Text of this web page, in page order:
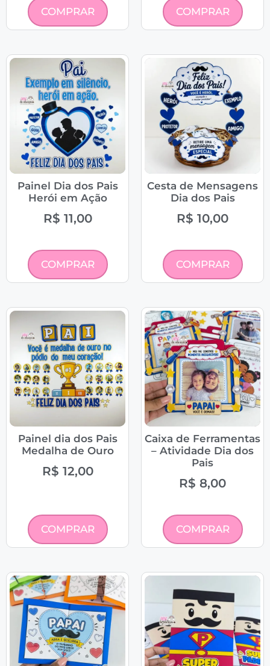
COMPRAR COMPRAR
Painel Dia dos Pais
Herói em Ação
R$ 11,00
COMPRAR
Cesta de Mensagens
Dia dos Pais
R$ 10,00
COMPRAR
Painel dia dos Pais
Medalha de Ouro
R$ 12,00
COMPRAR
Caixa de Ferramentas
– Atividade Dia dos
Pais
R$ 8,00
COMPRAR